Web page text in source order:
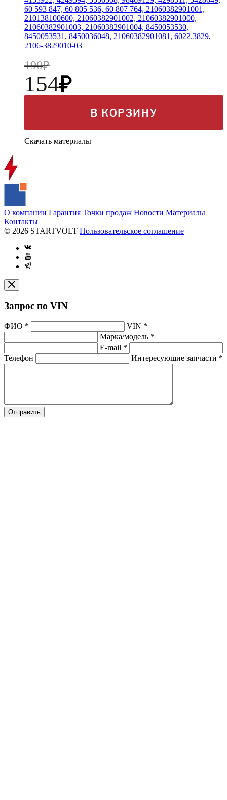
60 593 847, 60 805 536, 60 807 764, 21060382901001,
210138100600, 21060382901002, 21060382901000,
21060382901003, 21060382901004, 8450053530,
8450053531, 8450036048, 21060382901081, 6022.3829,
2106-3829010-03
190
154
В КОРЗИНУ
Скачать материалы
О компании Гарантия Точки продаж Новости Материалы
Контакты
© 2026 STARTVOLT Пользовательское соглашение
Запрос по VIN
ФИО * VIN *
Марка/модель *
E-mail *
Телефон
Интересующие запчасти *